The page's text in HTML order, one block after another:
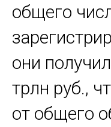
общего
они
трлн руб.,
от общего